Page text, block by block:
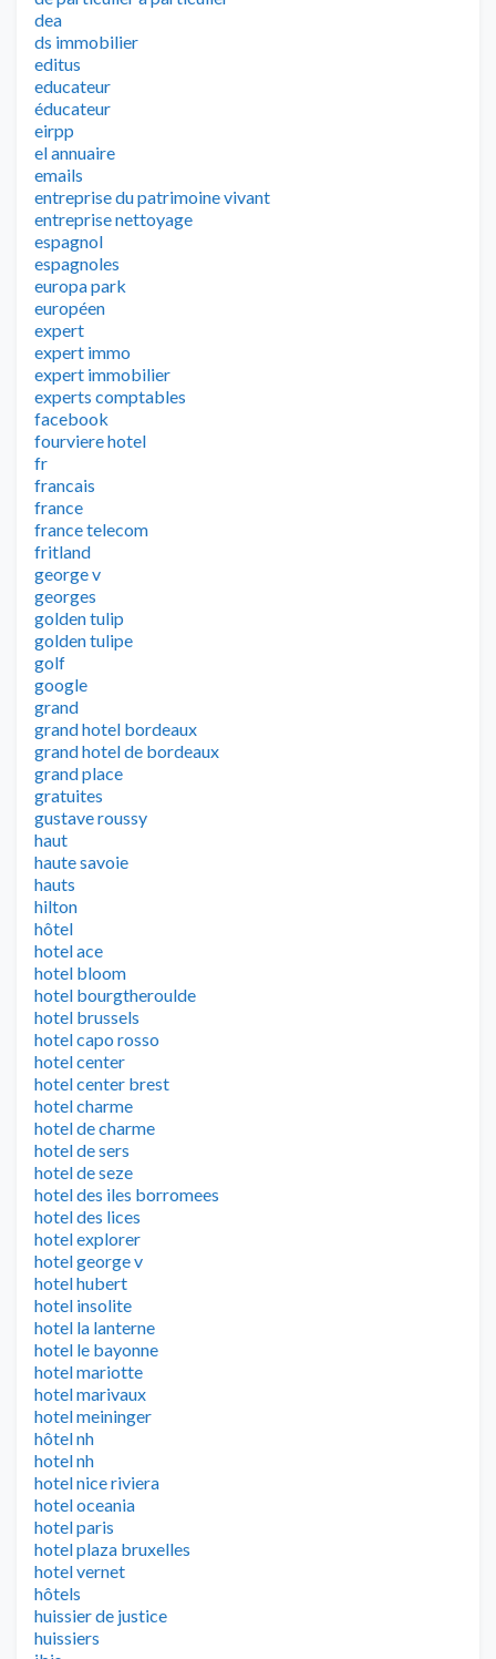
dea
ds immobilier
editus
educateur
éducateur
eirpp
el annuaire
emails
entreprise du patrimoine vivant
entreprise nettoyage
espagnol
espagnoles
europa park
européen
expert
expert immo
expert immobilier
experts comptables
facebook
fourviere hotel
fr
francais
france
france telecom
fritland
george v
georges
golden tulip
golden tulipe
golf
google
grand
grand hotel bordeaux
grand hotel de bordeaux
grand place
gratuites
gustave roussy
haut
haute savoie
hauts
hilton
hôtel
hotel ace
hotel bloom
hotel bourgtheroulde
hotel brussels
hotel capo rosso
hotel center
hotel center brest
hotel charme
hotel de charme
hotel de sers
hotel de seze
hotel des iles borromees
hotel des lices
hotel explorer
hotel george v
hotel hubert
hotel insolite
hotel la lanterne
hotel le bayonne
hotel mariotte
hotel marivaux
hotel meininger
hôtel nh
hotel nh
hotel nice riviera
hotel oceania
hotel paris
hotel plaza bruxelles
hotel vernet
hôtels
huissier de justice
huissiers